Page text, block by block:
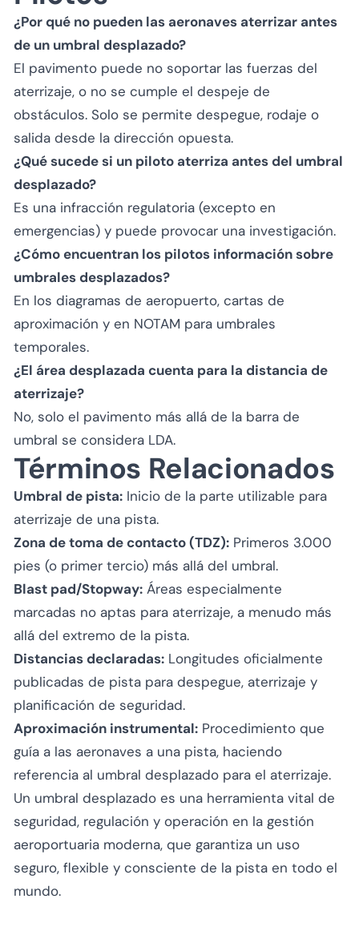
¿Por qué no pueden las aeronaves aterrizar antes
de un umbral desplazado?
El pavimento puede no soportar las fuerzas del
aterrizaje, o no se cumple el despeje de
obstáculos. Solo se permite despegue, rodaje o
salida desde la dirección opuesta.
¿Qué sucede si un piloto aterriza antes del umbral
desplazado?
Es una infracción regulatoria (excepto en
emergencias) y puede provocar una investigación.
¿Cómo encuentran los pilotos información sobre
umbrales desplazados?
En los diagramas de aeropuerto, cartas de
aproximación y en NOTAM para umbrales
temporales.
¿El área desplazada cuenta para la distancia de
aterrizaje?
No, solo el pavimento más allá de la barra de
umbral se considera LDA.
Términos Relacionados
Umbral de pista: Inicio de la parte utilizable para
aterrizaje de una pista.
Zona de toma de contacto (TDZ): Primeros 3.000
pies (o primer tercio) más allá del umbral.
Blast pad/Stopway: Áreas especialmente
marcadas no aptas para aterrizaje, a menudo más
allá del extremo de la pista.
Distancias declaradas: Longitudes oficialmente
publicadas de pista para despegue, aterrizaje y
planificación de seguridad.
Aproximación instrumental: Procedimiento que
guía a las aeronaves a una pista, haciendo
referencia al umbral desplazado para el aterrizaje.
Un umbral desplazado es una herramienta vital de
seguridad, regulación y operación en la gestión
aeroportuaria moderna, que garantiza un uso
seguro, flexible y consciente de la pista en todo el
mundo.